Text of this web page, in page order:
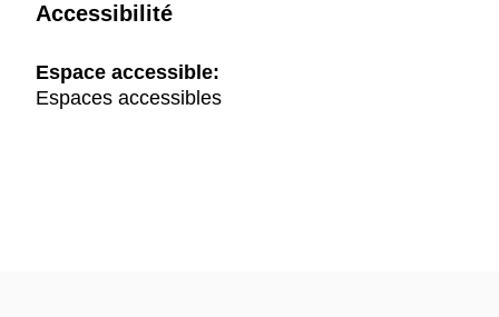
Accessibilité
Espace accessible:
Espaces accessibles